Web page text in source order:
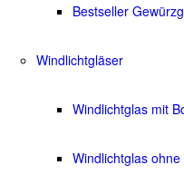
Bestseller
Windlichtgläser
Windlichtglas mit
Windlichtglas ohne